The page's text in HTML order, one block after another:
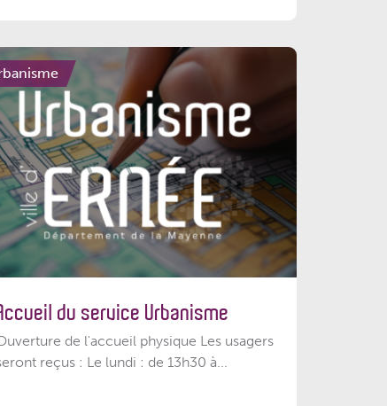
du service Urbanisme
de l'accueil physique Les usagers
reçus : Le lundi : de 13h30 à...